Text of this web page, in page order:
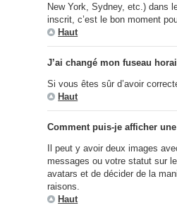
New York, Sydney, etc.) dans
inscrit, c’est le bon moment
Haut
J’ai changé mon fuseau
Si vous êtes sûr d’avoir
Haut
Comment puis-je afficher
Il peut y avoir deux images
messages ou votre statut sur
avatars et de décider de la
raisons.
Haut